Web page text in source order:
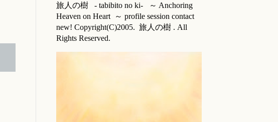
旅人の樹 - tabibito no ki- ～ Anchoring
Heaven on Heart ～ profile session contact
new! Copyright(C)2005. 旅人の樹 . All
Rights Reserved.